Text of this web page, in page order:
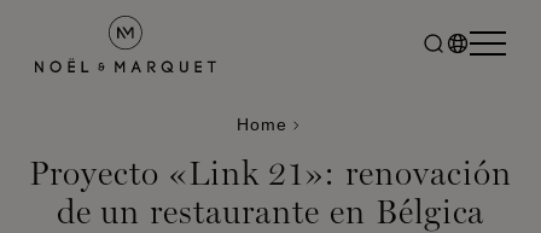
Home
Proyecto «Link 21»: renovación
de un restaurante en Bélgica